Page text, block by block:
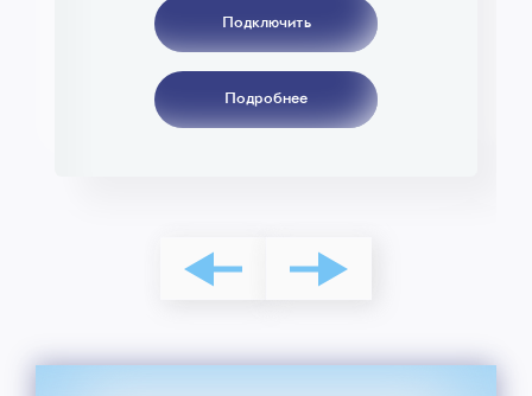
Подключить
Подробнее